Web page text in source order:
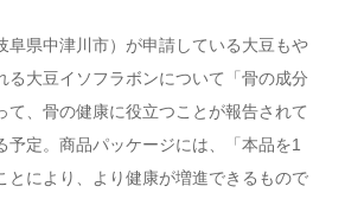
阜県中津川市）が申請している大豆もや
る大豆イソフラボンについて「骨の成分
て、骨の健康に役立つことが報告されて
予定。商品パッケージには、「本品を1
とにより、より健康が増進できるもので